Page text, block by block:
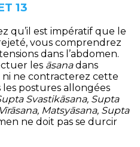
13
qu’il est impératif que le
vous comprendrez
dans l’abdomen.
les āsanadans
ni ne contracterez cette
les postures allongées
Svastikāsana, Supta
Matsyāsana, Supta
ne doit pas se durcir